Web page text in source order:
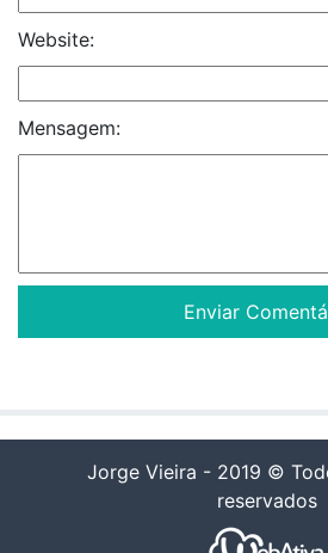
Website:
Mensagem:
Jorge Vieira - 2019 ©
reservados